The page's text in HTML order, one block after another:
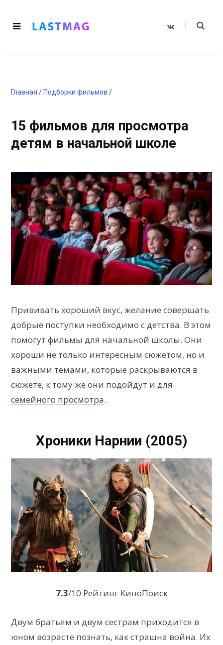
V
Главная / Подборки фильмов /
15 фильмов для просмотра
детям в начальной школе
Прививать хороший вкус, желание совершать
добрые поступки необходимо с детства. В этом
помогут фильмы для начальной школы. Они
хороши не только интересным сюжетом, но и
важными темами, которые раскрываются в
сюжете, к тому же они подойдут и для
семейного просмотра.
Хроники Нарнии (2005)
7.3/10 Рейтинг КиноПоиск
Двум братьям и двум сестрам приходится в
юном возрасте познать, как страшна война. Их